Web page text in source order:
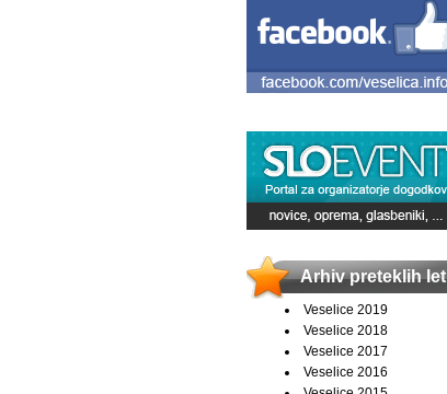
Arhiv preteklih let
Veselice 2019
Veselice 2018
Veselice 2017
Veselice 2016